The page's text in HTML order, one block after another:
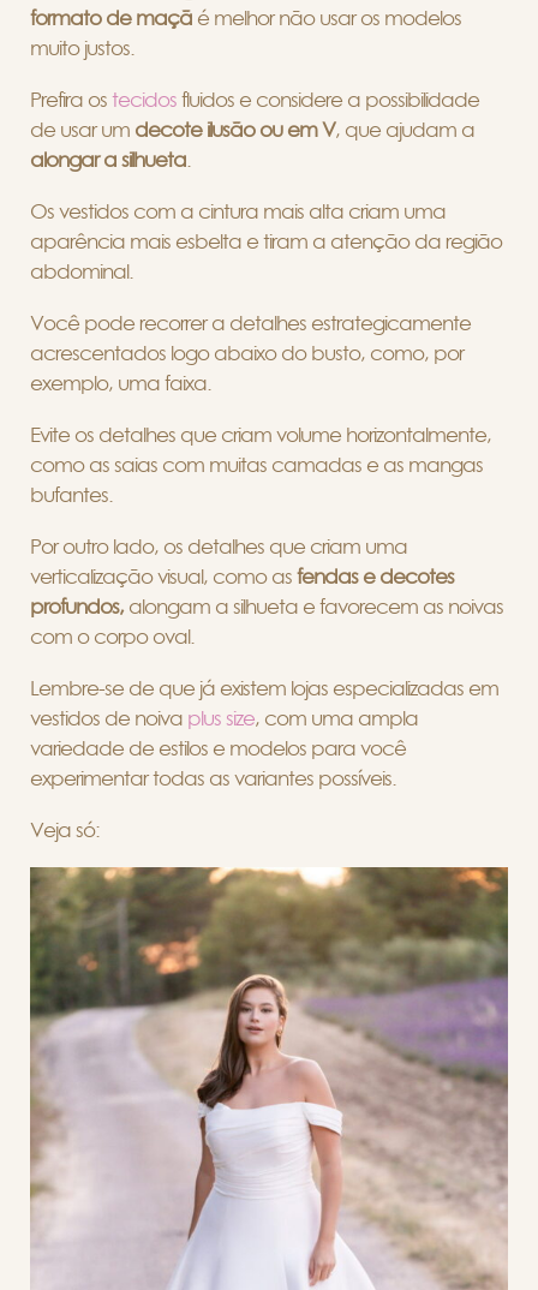
formato de maçã é melhor não usar os modelos
muito justos.
Prefira os tecidos fluidos e considere a possibilidade
de usar um decote ilusão ou em V, que ajudam a
alongar a silhueta
Os vestidos com a cintura mais alta criam uma
aparência mais esbelta e tiram a atenção da região
abdominal.
Você pode recorrer a detalhes estrategicamente
acrescentados logo abaixo do busto, como, por
exemplo, uma faixa.
Evite os detalhes que criam volume horizontalmente,
como as saias com muitas camadas e as mangas
bufantes.
Por outro lado, os detalhes que criam uma
verticalização visual, como as fendas e decotes
profundos,alongam a silhueta e favorecem as noivas
com o corpo oval.
Lembre-se de que já existem lojas especializadas em
vestidos de noiva plus size, com uma ampla
variedade de estilos e modelos para você
experimentar todas as variantes possíveis.
Veja só: